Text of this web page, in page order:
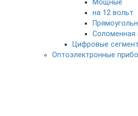
Мощные
на 12 вольт
Соломенная
Цифровые
Оптоэлектронные